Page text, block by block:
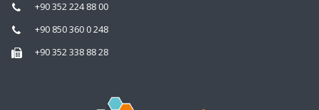
+90 352 224 88 00
+90 850 360 0 248
+90 352 338 88 28